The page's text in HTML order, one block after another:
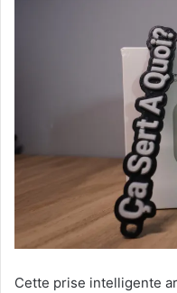
Cette prise intelligente